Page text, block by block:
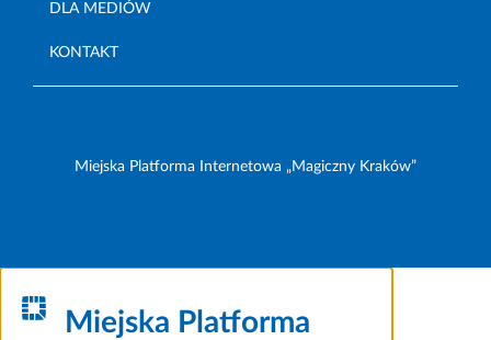
DLA MEDIÓW
KONTAKT
Miejska Platforma Internetowa „Magiczny Kraków”
Miejska Platforma